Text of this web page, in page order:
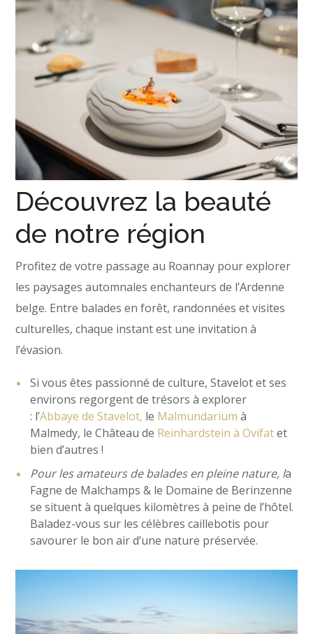
Découvrez la beauté
de notre région
Profitez de votre passage au Roannay pour explorer
les paysages automnales enchanteurs de l’Ardenne
belge. Entre balades en forêt, randonnées et visites
culturelles, chaque instant est une invitation à
l’évasion.
Si vous êtes passionné de culture, Stavelot et ses
environs regorgent de trésors à explorer
: l’Abbaye de Stavelot, le Malmundarium à
Malmedy, le Château de Reinhardstein à Ovifat et
bien d’autres !
Pour les amateurs de balades en pleine nature, la
Fagne de Malchamps & le Domaine de Berinzenne
se situent à quelques kilomètres à peine de l’hôtel.
Baladez-vous sur les célèbres caillebotis pour
savourer le bon air d’une nature préservée.